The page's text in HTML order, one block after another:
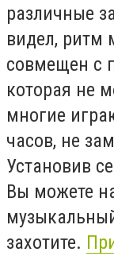
различные
видел, ритм
совмещен с
которая не
многие
часов, не
Установив
Вы можете
захотите.